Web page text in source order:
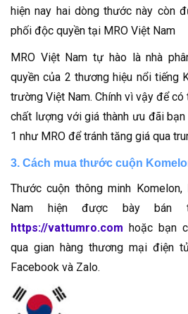
hiện nay hai dòng thước này còn
phối độc quyền tại MRO Việt Nam
MRO Việt Nam tự hào là nhà
quyền của 2 thương hiệu nổi tiếng
trường Việt Nam. Chính vì vậy để
chất lượng với giá thành ưu đãi
1 như MRO để tránh tăng giá qua
3. Cách mua thước cuộn
Thước cuộn thông minh
Nam hiện được bày bán
https://vattumro.com hoặc bạn
qua gian hàng thương mại điện
Facebook và Zalo.